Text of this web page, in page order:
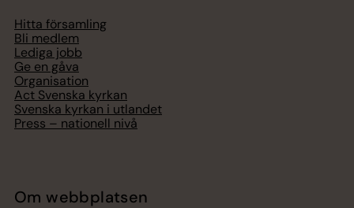
Hitta församling
Bli medlem
Lediga jobb
Ge en gåva
Organisation
Act Svenska kyrkan
Svenska kyrkan i utlandet
Press – nationell nivå
Om webbplatsen